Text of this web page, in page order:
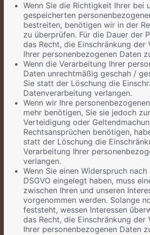
Wenn Sie die Richtigkeit Ihrer bei
gespeicherten
bestreiten, benötigen wir in der
zu überprüfen. Für die Dauer der
das Recht, die Einschränkung der
Ihrer personenbezogenen Daten
Wenn die Verarbeitung Ihrer
Daten unrechtmäßig geschah /
Sie statt der Löschung die
Datenverarbeitung verlangen.
Wenn wir Ihre
mehr benötigen, Sie sie jedoch
Verteidigung oder
Rechtsansprüchen benötigen,
statt der Löschung die
Verarbeitung Ihrer
verlangen.
Wenn Sie einen Widerspruch nach
DSGVO eingelegt haben, muss
zwischen Ihren und unseren
vorgenommen werden. Solange
feststeht, wessen Interessen
das Recht, die Einschränkung der
Ihrer personenbezogenen Daten